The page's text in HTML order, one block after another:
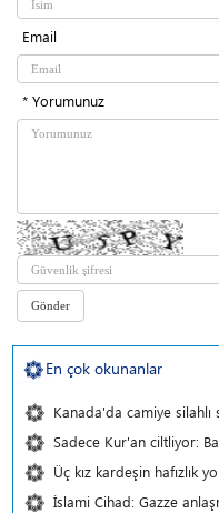
Email
* Yorumunuz
En çok okunanlar
Kanada'da camiye silahlı
Sadece Kur'an ciltliyor:
Üç kız kardeşin hafızlık
İslami Cihad: Gazze